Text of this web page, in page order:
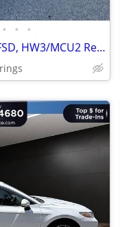
• • •
2016 Tesla Model X 90D - FSD, HW3/MCU2 Retrofit, FREE Supercharging